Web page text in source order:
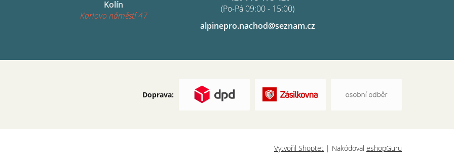
Kolín
Karlovo náměstí 47
alpinepro.nachod@seznam.cz
(Po-Pá 09:00 - 15:00)
Doprava:
Vytvořil Shoptet | Nakódoval eshopGuru